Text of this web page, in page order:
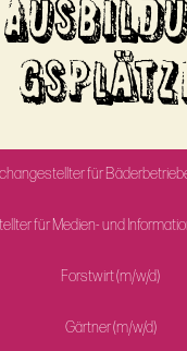
für
für Medien- und
Forstwirt (m/w/d)
Gärtner (m/w/d)